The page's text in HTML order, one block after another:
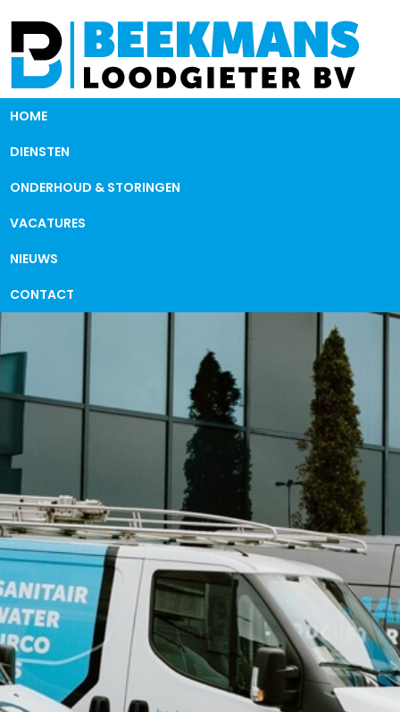
HOME
DIENSTEN
ONDERHOUD & STORINGEN
VACATURES
NIEUWS
CONTACT